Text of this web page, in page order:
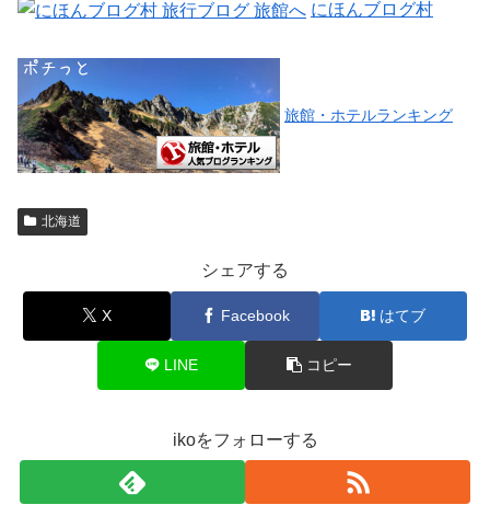
にほんブログ村
旅館・ホテルランキング
北海道
シェアする
X Facebook はてブ
LINE コピー
ikoをフォローする